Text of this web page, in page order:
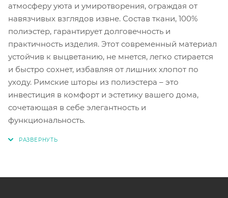
атмосферу уюта и умиротворения, ограждая от
навязчивых взглядов извне. Состав ткани, 100%
полиэстер, гарантирует долговечность и
практичность изделия. Этот современный материал
устойчив к выцветанию, не мнется, легко стирается
и быстро сохнет, избавляя от лишних хлопот по
уходу. Римские шторы из полиэстера – это
инвестиция в комфорт и эстетику вашего дома,
сочетающая в себе элегантность и
функциональность.